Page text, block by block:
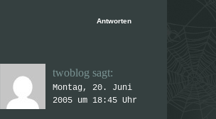
Antworten
twoblog sagt:
Montag, 20. Juni
2005 um 18:45 Uhr